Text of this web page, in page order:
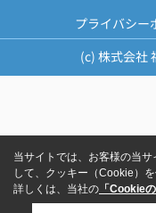
プライバシー
(c) 株式会社
当サイトでは、お客様の当
して、クッキー（Cookie）を
詳しくは、当社の 「Cookie